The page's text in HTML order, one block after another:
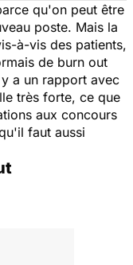
qu'on peut être
poste. Mais la
à-vis des patients,
de burn out
a un rapport avec
très forte, ce que
aux concours
faut aussi